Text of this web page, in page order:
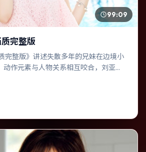
99:09
完整版
完整版》讲述失散多年的兄妹在边境小
动作元素与人物关系相互咬合，刘亚
为出彩。导演王家卫善于在长镜头中积
斯实地取景，增强真实质感。